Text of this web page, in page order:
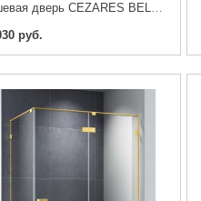
Душевая дверь CEZARES BELLAGIO-B-12-100-C-NERO
руб.